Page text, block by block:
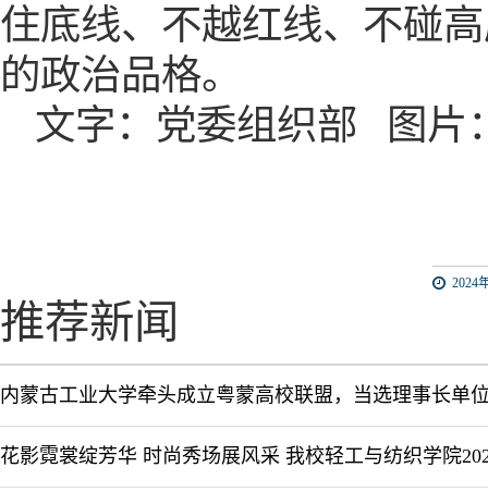
住底线、不越红线、不碰
的政治品格。
文字：党委组织部
图片
2024
推荐新闻
内蒙古工业大学牵头成立粤蒙高校联盟，当选理事长单